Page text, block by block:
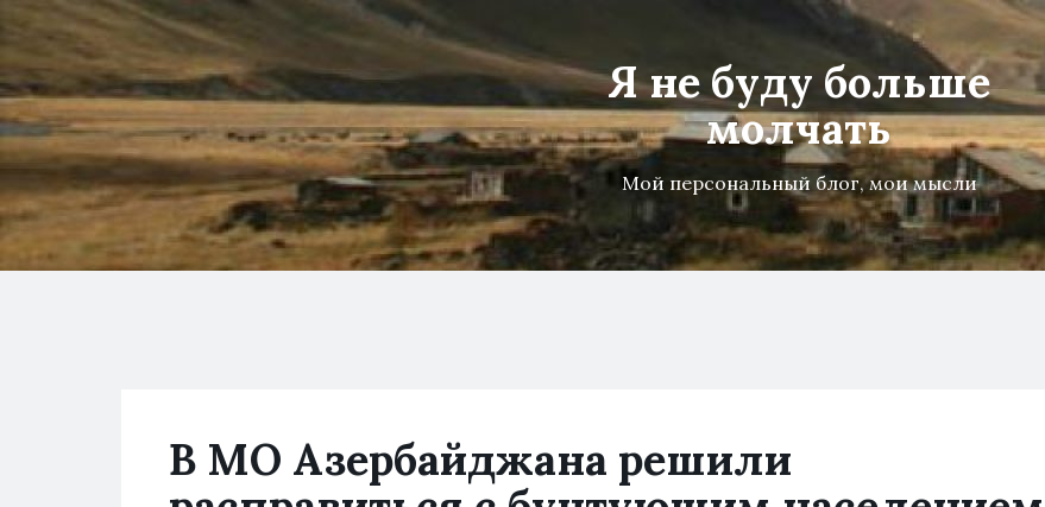
Я не буду больше
молчать
Мой персональный блог, мои мысли
В МО Азербайджана решили